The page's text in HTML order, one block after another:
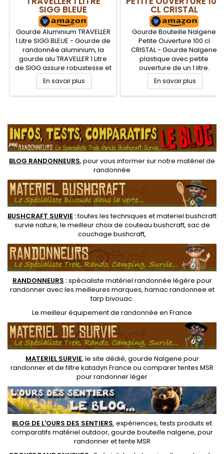
SIGG BLEUE
Gourde Aluminium TRAVELLER
1 Litre SIGG BLEUE - Gourde de
randonnée aluminium, la
gourde alu TRAVELLER 1 Litre
de SIGG assure robustesse et
légèreté pour les
randonneurs. Gourde de
randonnée légère avec
pour les boissons chaudes
ou froides et possède un
bouchon à vis avec joint,
facile d'utilisation et de...
En savoir plus
CL CRISTAL
Gourde Bouteille Nalgene
Petite Ouverture 100 cl
CRISTAL - Gourde Nalgene
plastique avec petite
ouverture de un 1 litre.
Bouteille Nalgene en tritan,
robuste, adaptée à la
randonnée, survie et
incassable, et ne donne ni
goûts, ni odeurs à vos
boissons et garantie sans
BPA
En savoir plus
BLOG RANDONNEURS, pour vous informer sur notre matériel de
randonnée
BUSHCRAFT SURVIE :toutes les techniques etmateriel bushcraft
survie nature, le meilleur choix de couteau bushcraft, sac de
couchage bushcraft,
RANDONNEURS :spécialiste matériel randonnée légère pour
randonner avec les meilleures marques, hamac randonnee et
tarp bivouac.
Le meilleur équipement de randonnée en France
MATERIEL SURVIE, le site dédié, gourde Nalgene pour
randonneret defiltre katadyn France ou comparer tentes MSR
pour randonner léger
BLOG DE L'OURS DES SENTIERS, expériences, tests produits et
comparatifs matériel outdoor, gourde bouteille nalgene, pour
randonner ettente MSR